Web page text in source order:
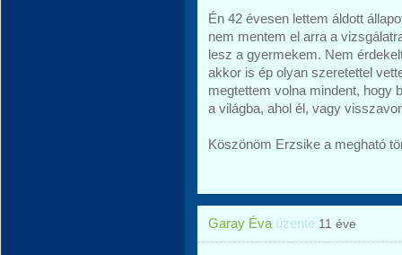
Én 42 évesen lettem áldott
nem mentem el arra a
lesz a gyermekem. Nem
akkor is ép olyan szeretettel
megtettem volna mindent, hogy
a világba, ahol él, vagy
Köszönöm Erzsike a megható
Garay Éva üzente 11 éve